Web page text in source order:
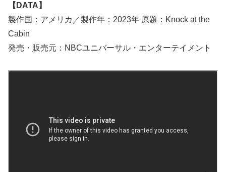
【DATA】
製作国：アメリカ／製作年：2023年 原題：Knock at the
Cabin
発売・販売元：NBCユニバーサル・エンターテイメント